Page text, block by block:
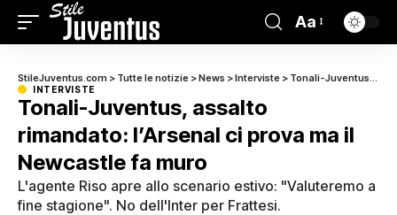
Aa
StileJuventus.com > Tutte le notizie >News >Interviste > Tonali-Juventus, assalto rimandato: l’Arsenal ci prova ma il Newcastle fa muro
INTERVISTE
Tonali-Juventus, assalto
rimandato: l’Arsenal ci prova ma il
Newcastle fa muro
L'agente Riso apre allo scenario estivo: "Valuteremo a
fine stagione". No dell'Inter per Frattesi.